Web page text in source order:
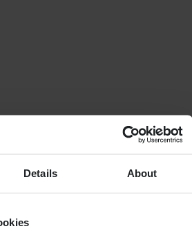
Details About